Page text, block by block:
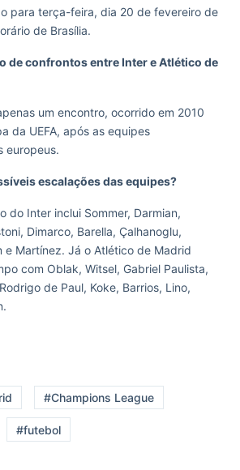
para terça-feira, dia 20 de fevereiro de
de Brasília.
de confrontos entre Inter e Atlético de
um encontro, ocorrido em 2010
da UEFA, após as equipes
europeus.
escalações das equipes?
do Inter inclui Sommer, Darmian,
Dimarco, Barella, Çalhanoglu,
e Martínez. Já o Atlético de Madrid
com Oblak, Witsel, Gabriel Paulista,
de Paul, Koke, Barrios, Lino,
#Champions League
#futebol